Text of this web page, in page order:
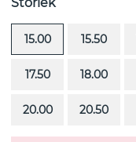
15.00 15.50
17.50 18.00
20.00 20.50